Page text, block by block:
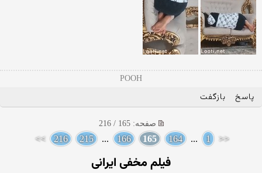
POOH
پاسخ بازگفت
صفحه: 165 / 216
<<
1
...
164
165
166
...
215
216
>>
فیلم مخفی ایرانی